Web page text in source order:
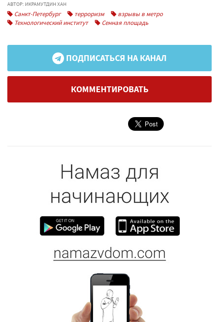
АВТОР: ИКРАМУТДИН ХАН
Санкт-Петербург терроризм
взрывы в метро
Технологический институт
Сенная площадь
ПОДПИСАТЬСЯ НА КАНАЛ
КОММЕНТИРОВАТЬ